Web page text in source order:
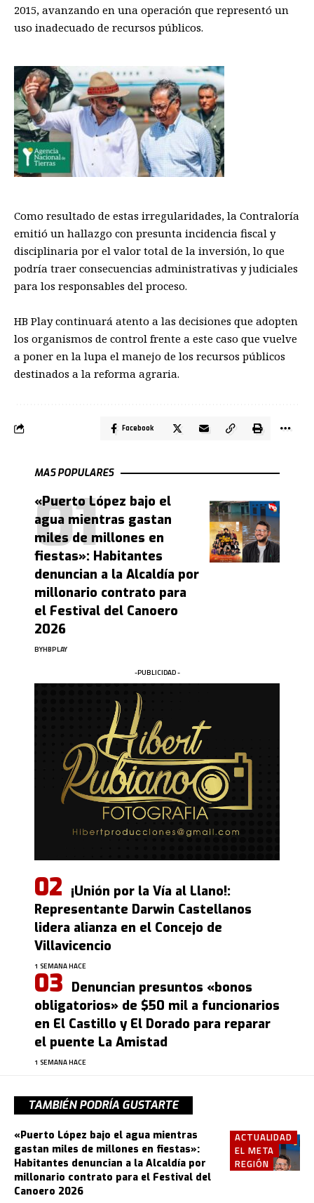
2015, avanzando en una operación que representó un
uso inadecuado de recursos públicos.
Como resultado de estas irregularidades, la Contraloría
emitió un hallazgo con presunta incidencia fiscal y
disciplinaria por el valor total de la inversión, lo que
podría traer consecuencias administrativas y judiciales
para los responsables del proceso.
HB Play continuará atento a las decisiones que adopten
los organismos de control frente a este caso que vuelve
a poner en la lupa el manejo de los recursos públicos
destinados a la reforma agraria.
Facebook
MAS POPULARES
«Puerto López bajo el
agua mientras gastan
miles de millones en
fiestas»: Habitantes
denuncian a la Alcaldía por
millonario contrato para
el Festival del Canoero
2026
BYHBPLAY
-PUBLICIDAD -
¡Unión por la Vía al Llano!:
Representante Darwin Castellanos
lidera alianza en el Concejo de
Villavicencio
1 SEMANA HACE
Denuncian presuntos «bonos
obligatorios» de $50 mil a funcionarios
en El Castillo y El Dorado para reparar
el puente La Amistad
1 SEMANA HACE
TAMBIÉN PODRÍA GUSTARTE
ACTUALIDAD
EL META
REGIÓN
«Puerto López bajo el agua mientras
gastan miles de millones en fiestas»:
Habitantes denuncian a la Alcaldía por
millonario contrato para el Festival del
Canoero 2026